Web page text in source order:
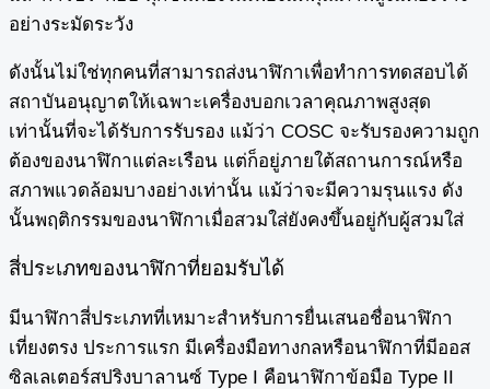
อย่างระมัดระวัง
ดังนั้นไม่ใช่ทุกคนที่สามารถส่งนาฬิกาเพื่อทำการทดสอบได้
สถาบันอนุญาตให้เฉพาะเครื่องบอกเวลาคุณภาพสูงสุด
เท่านั้นที่จะได้รับการรับรอง แม้ว่า COSC จะรับรองความถูก
ต้องของนาฬิกาแต่ละเรือน แต่ก็อยู่ภายใต้สถานการณ์หรือ
สภาพแวดล้อมบางอย่างเท่านั้น แม้ว่าจะมีความรุนแรง ดัง
นั้นพฤติกรรมของนาฬิกาเมื่อสวมใส่ยังคงขึ้นอยู่กับผู้สวมใส่
สี่ประเภทของนาฬิกาที่ยอมรับได้
มีนาฬิกาสี่ประเภทที่เหมาะสำหรับการยื่นเสนอชื่อนาฬิกา
เที่ยงตรง ประการแรก มีเครื่องมือทางกลหรือนาฬิกาที่มีออส
ซิลเลเตอร์สปริงบาลานซ์ Type I คือนาฬิกาข้อมือ Type II